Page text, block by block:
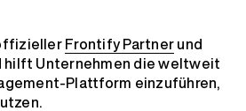
Frontify Partnerund
hilft Unternehmen die weltweit
Plattform einzuführen,